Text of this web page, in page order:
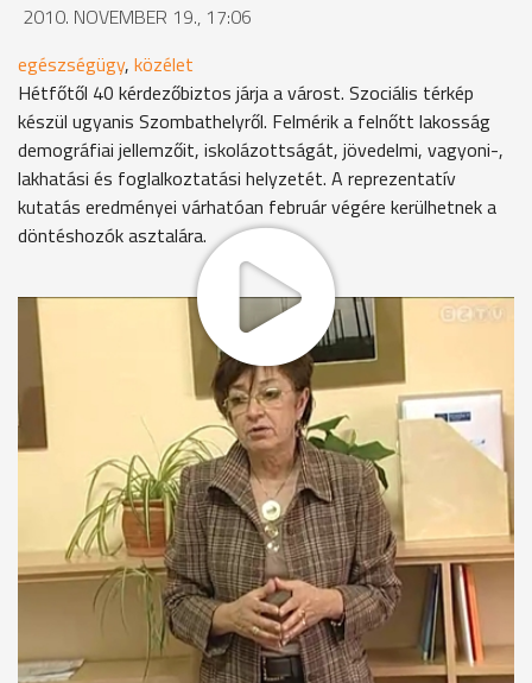
2010. NOVEMBER 19., 17:06
egészségügy, közélet
Hétfőtől 40 kérdezőbiztos járja a várost. Szociális térkép
készül ugyanis Szombathelyről. Felmérik a felnőtt lakosság
demográfiai jellemzőit, iskolázottságát, jövedelmi, vagyoni-,
lakhatási és foglalkoztatási helyzetét. A reprezentatív
kutatás eredményei várhatóan február végére kerülhetnek a
döntéshozók asztalára.
Ezzel, a 10 oldalas kérdőívvel keresnek fel 4 héten át 1500
szombathelyi háztartást a megbízólevéllel rendelkező
kérdezőbiztosok. 500 olyan embert is megkérdeznek, akik
használják a városban működő szociális szolgáltatásokat, így
ezek milyenségéről is képet kapnak a kutatók. A felmérés
szempontjait szociológusok állították össze, ezek alapján
kapták a népességnyilvántartótól a címeket.
Horváth Olga- ügyvezető, Regionális Humán Innováció Kft.
"Nagyon szigorú kiválasztási módszer van, hisz a lényeg az,
hogy reprezentatív, azaz leképezze a város egészét.
Területekre bontottuk a várost, körzeteket is kialakítottunk."
A Regionális Humán Innováció Közhasznú Nonprofit Kft. a